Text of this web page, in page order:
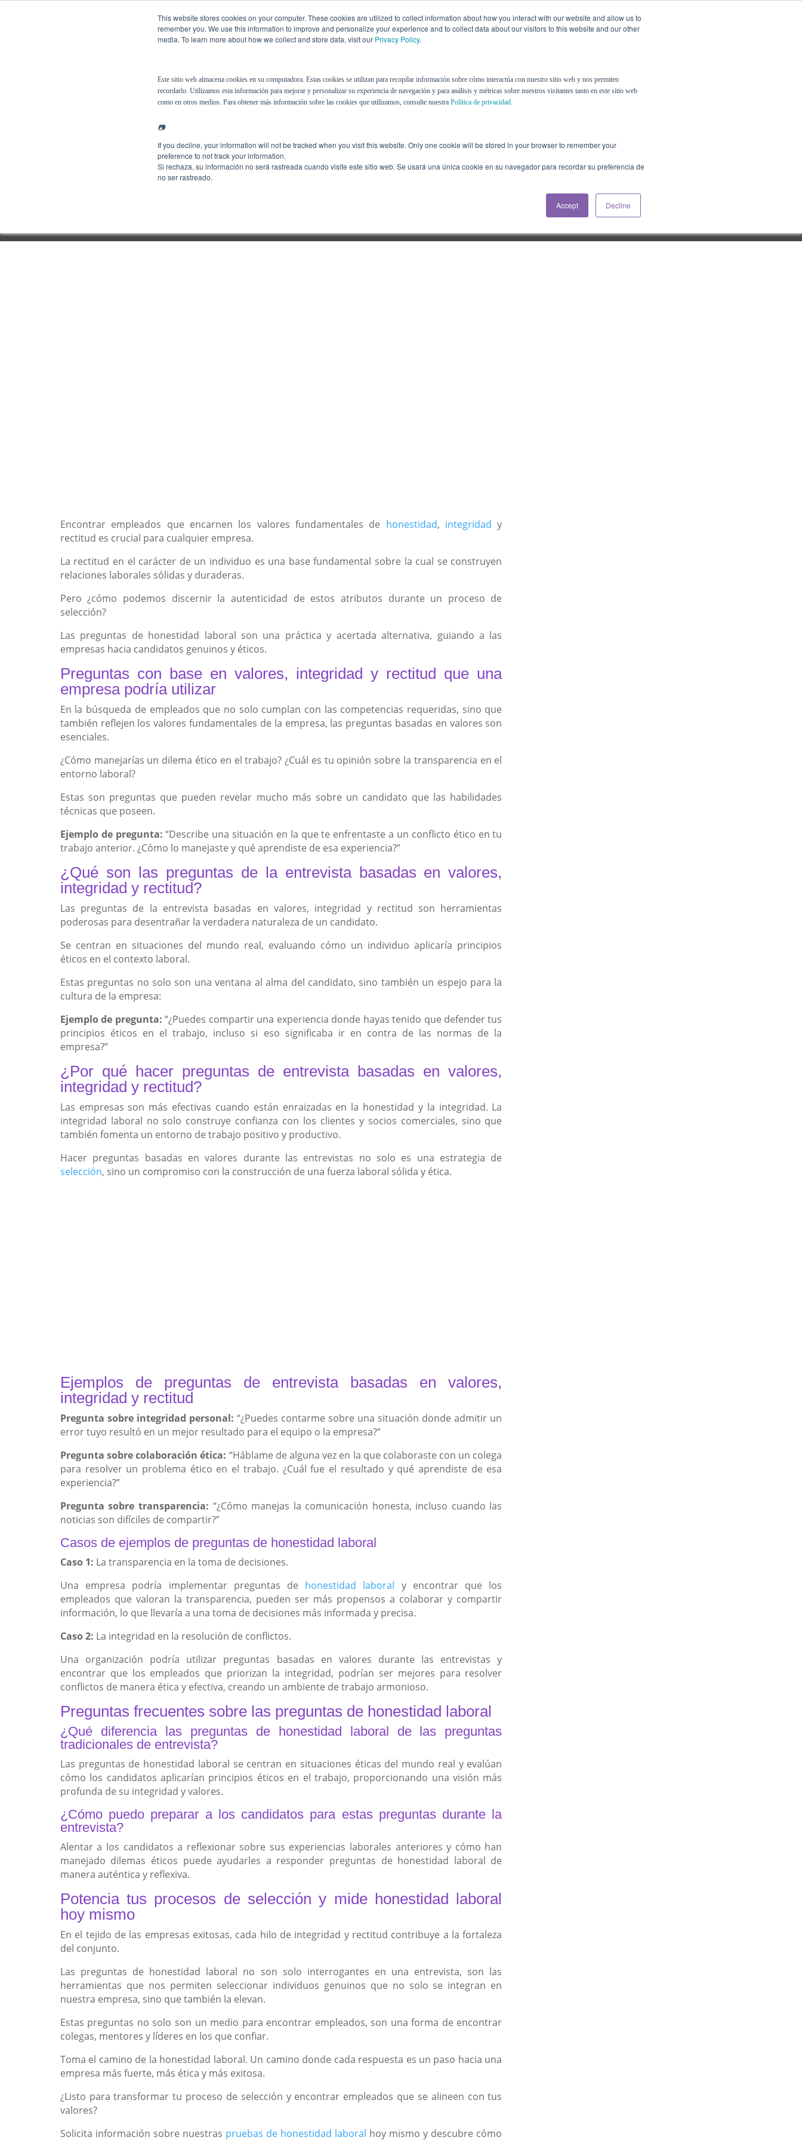
This website stores cookies on your computer. These cookies are utilized to collect information about how you interact with our website and allow us to
remember you. We use this information to improve and personalize your experience and to collect data about our visitors to this website and our other
media. To learn more about how we collect and store data, visit our Privacy Policy.
Este sitio web almacena cookies en su computadora. Estas cookies se utilizan para recopilar información sobre cómo interactúa con nuestro sitio web y nos permiten
recordarlo. Utilizamos esta información para mejorar y personalizar su experiencia de navegación y para análisis y métricas sobre nuestros visitantes tanto en este sitio web
como en otros medios. Para obtener más información sobre las cookies que utilizamos, consulte nuestra Política de privacidad.
📷
If you decline, your information will not be tracked when you visit this website. Only one cookie will be stored in your browser to remember your
preference to not track your information.
Si rechaza, su información no será rastreada cuando visite este sitio web. Se usará una única cookie en su navegador para recordar su preferencia de
no ser rastreado.
Accept Decline
Español Soluciones Nosotros Recursos Blog
Encontrar empleados que encarnen los valores fundamentales de honestidad, integridad y
rectitud es crucial para cualquier empresa.
La rectitud en el carácter de un individuo es una base fundamental sobre la cual se construyen
relaciones laborales sólidas y duraderas.
Pero ¿cómo podemos discernir la autenticidad de estos atributos durante un proceso de
selección?
Las preguntas de honestidad laboral son una práctica y acertada alternativa, guiando a las
empresas hacia candidatos genuinos y éticos.
Preguntas con base en valores, integridad y rectitud que una
empresa podría utilizar
En la búsqueda de empleados que no solo cumplan con las competencias requeridas, sino que
también reflejen los valores fundamentales de la empresa, las preguntas basadas en valores son
esenciales.
¿Cómo manejarías un dilema ético en el trabajo? ¿Cuál es tu opinión sobre la transparencia en el
entorno laboral?
Estas son preguntas que pueden revelar mucho más sobre un candidato que las habilidades
técnicas que poseen.
Ejemplo de pregunta: “Describe una situación en la que te enfrentaste a un conflicto ético en tu
trabajo anterior. ¿Cómo lo manejaste y qué aprendiste de esa experiencia?”
¿Qué son las preguntas de la entrevista basadas en valores,
integridad y rectitud?
Las preguntas de la entrevista basadas en valores, integridad y rectitud son herramientas
poderosas para desentrañar la verdadera naturaleza de un candidato.
Se centran en situaciones del mundo real, evaluando cómo un individuo aplicaría principios
éticos en el contexto laboral.
Estas preguntas no solo son una ventana al alma del candidato, sino también un espejo para la
cultura de la empresa:
Ejemplo de pregunta: “¿Puedes compartir una experiencia donde hayas tenido que defender tus
principios éticos en el trabajo, incluso si eso significaba ir en contra de las normas de la
empresa?”
¿Por qué hacer preguntas de entrevista basadas en valores,
integridad y rectitud?
Las empresas son más efectivas cuando están enraizadas en la honestidad y la integridad. La
integridad laboral no solo construye confianza con los clientes y socios comerciales, sino que
también fomenta un entorno de trabajo positivo y productivo.
Hacer preguntas basadas en valores durante las entrevistas no solo es una estrategia de
selección, sino un compromiso con la construcción de una fuerza laboral sólida y ética.
Ejemplos de preguntas de entrevista basadas en valores,
integridad y rectitud
Pregunta sobre integridad personal: “¿Puedes contarme sobre una situación donde admitir un
error tuyo resultó en un mejor resultado para el equipo o la empresa?”
Pregunta sobre colaboración ética: “Háblame de alguna vez en la que colaboraste con un colega
para resolver un problema ético en el trabajo. ¿Cuál fue el resultado y qué aprendiste de esa
experiencia?”
Pregunta sobre transparencia: “¿Cómo manejas la comunicación honesta, incluso cuando las
noticias son difíciles de compartir?”
Casos de ejemplos de preguntas de honestidad laboral
Caso 1: La transparencia en la toma de decisiones.
Una empresa podría implementar preguntas de honestidad laboral y encontrar que los
empleados que valoran la transparencia, pueden ser más propensos a colaborar y compartir
información, lo que llevaría a una toma de decisiones más informada y precisa.
Caso 2: La integridad en la resolución de conflictos.
Una organización podría utilizar preguntas basadas en valores durante las entrevistas y
encontrar que los empleados que priorizan la integridad, podrían ser mejores para resolver
conflictos de manera ética y efectiva, creando un ambiente de trabajo armonioso.
Preguntas frecuentes sobre las preguntas de honestidad laboral
¿Qué diferencia las preguntas de honestidad laboral de las preguntas
tradicionales de entrevista?
Las preguntas de honestidad laboral se centran en situaciones éticas del mundo real y evalúan
cómo los candidatos aplicarían principios éticos en el trabajo, proporcionando una visión más
profunda de su integridad y valores.
¿Cómo puedo preparar a los candidatos para estas preguntas durante la
entrevista?
Alentar a los candidatos a reflexionar sobre sus experiencias laborales anteriores y cómo han
manejado dilemas éticos puede ayudarles a responder preguntas de honestidad laboral de
manera auténtica y reflexiva.
Potencia tus procesos de selección y mide honestidad laboral
hoy mismo
En el tejido de las empresas exitosas, cada hilo de integridad y rectitud contribuye a la fortaleza
del conjunto.
Las preguntas de honestidad laboral no son solo interrogantes en una entrevista, son las
herramientas que nos permiten seleccionar individuos genuinos que no solo se integran en
nuestra empresa, sino que también la elevan.
Estas preguntas no solo son un medio para encontrar empleados, son una forma de encontrar
colegas, mentores y líderes en los que confiar.
Toma el camino de la honestidad laboral. Un camino donde cada respuesta es un paso hacia una
empresa más fuerte, más ética y más exitosa.
¿Listo para transformar tu proceso de selección y encontrar empleados que se alineen con tus
valores?
Solicita información sobre nuestras pruebas de honestidad laboral hoy mismo y descubre cómo